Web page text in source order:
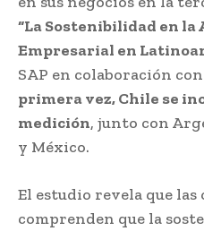
“La Sostenibilidad en la
Empresarial en
SAP en colaboración
primera vez, Chile se
medición, junto con
y México.
El estudio revela que
comprenden que la